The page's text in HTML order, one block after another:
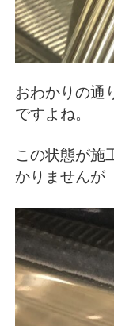
おわかりの通
ですよね。
この状態が施
かりませんが